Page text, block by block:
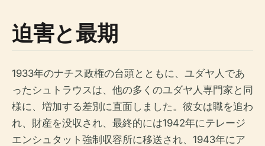
迫害と最期
1933年のナチス政権の台頭とともに、ユダヤ人であ
ったシュトラウスは、他の多くのユダヤ人専門家と同
様に、増加する差別に直面しました。彼女は職を追わ
れ、財産を没収され、最終的には1942年にテレージ
エンシュタット強制収容所に移送され、1943年にア